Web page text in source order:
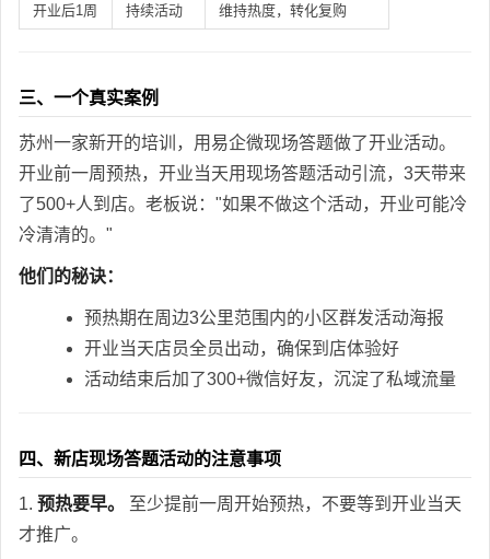
开业后1周 持续活动 维持热度，转化复购
三、一个真实案例
苏州一家新开的培训，用易企微现场答题做了开业活动。
开业前一周预热，开业当天用现场答题活动引流，3天带来
了500+人到店。老板说："如果不做这个活动，开业可能冷
冷清清的。"
他们的秘诀：
预热期在周边3公里范围内的小区群发活动海报
开业当天店员全员出动，确保到店体验好
活动结束后加了300+微信好友，沉淀了私域流量
四、新店现场答题活动的注意事项
1. 预热要早。
至少提前一周开始预热，不要等到开业当天
才推广。